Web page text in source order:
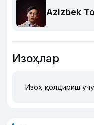
Azizbek
Изоҳлар
Изоҳ қолдириш